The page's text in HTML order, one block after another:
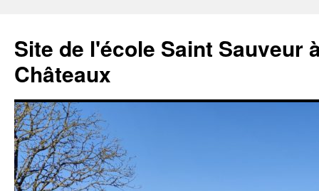
contenu
Site de l'école Saint Sauveur
Châteaux